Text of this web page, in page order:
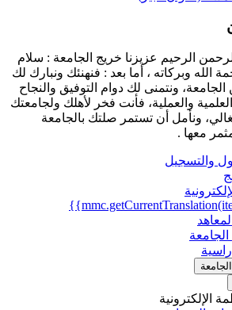
الرحيم عزيزنا خريج الجامعة : سلام
الله وبركاته ، أما بعد : فنهنئك ونبارك لك
ونتمنى لك دوام التوفيق والنجاح
والعملية، فأنت فخر لأهلك ولجامعتك
ونأمل أن تستمر صلتك بالجامعة
معها .
والتسجيل
الإلكترونية